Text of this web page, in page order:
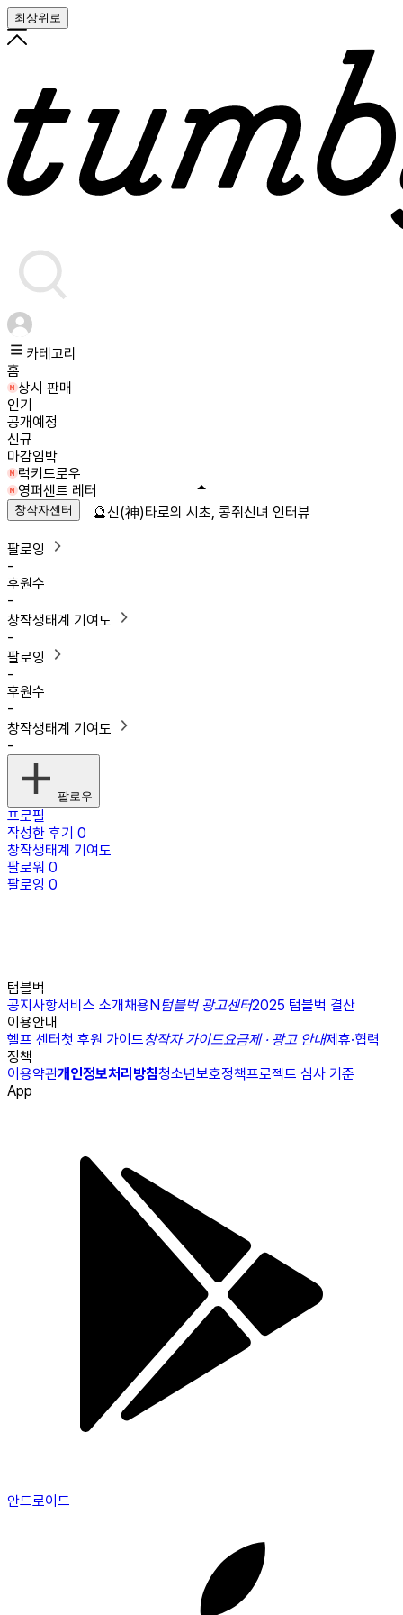
최상위로
카테고리
홈
상시 판매
인기
공개예정
신규
마감임박
럭키드로우
영퍼센트 레터
창작자센터
팔로잉
-
후원수
-
창작생태계 기여도
-
팔로잉
-
후원수
-
창작생태계 기여도
-
팔로우
프로필
작성한 후기 0
창작생태계 기여도
팔로워 0
팔로잉 0
텀블벅
공지사항서비스 소개채용N텀블벅 광고센터2025 텀블벅 결산
이용안내
헬프 센터첫 후원 가이드창작자 가이드요금제 · 광고 안내제휴·협력
정책
이용약관개인정보처리방침청소년보호정책프로젝트 심사 기준
App
안드로이드
🔮신(神)타로의 시초, 콩쥐신녀 인터뷰